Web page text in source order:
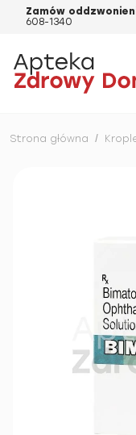
Zamów
608-1340
Strona główna /